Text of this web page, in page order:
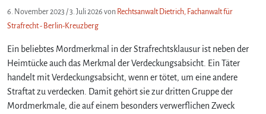
6. November 2023 /3. Juli 2026 von Rechtsanwalt Dietrich, Fachanwalt für
Strafrecht - Berlin-Kreuzberg
Ein beliebtes Mordmerkmal in der Strafrechtsklausur ist neben der
Heimtücke auch das Merkmal der Verdeckungsabsicht. Ein Täter
handelt mit Verdeckungsabsicht, wenn er tötet, um eine andere
Straftat zu verdecken. Damit gehört sie zur dritten Gruppe der
Mordmerkmale, die auf einem besonders verwerflichen Zweck